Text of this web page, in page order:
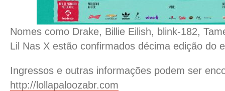
Nomes como Drake, Billie Eilish, blink-182,
Lil Nas X estão confirmados décima edição do
Ingressos e outras informações podem ser
http://lollapaloozabr.com